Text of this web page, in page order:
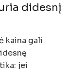
didesnį
kaina gali
jei